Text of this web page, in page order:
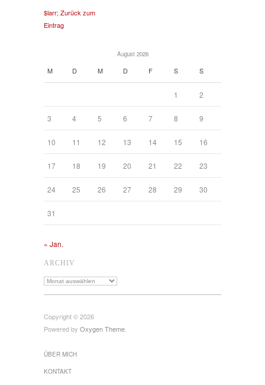
$larr; Zurück zum
Eintrag
August 2026
M D M D F S S
1 2
3 4 5 6 7 8 9
10 11 12 13 14 15 16
17 18 19 20 21 22 23
24 25 26 27 28 29 30
31
« Jan.
ARCHIV
Archiv
Copyright © 2026
Powered by Oxygen Theme
ÜBER MICH
KONTAKT